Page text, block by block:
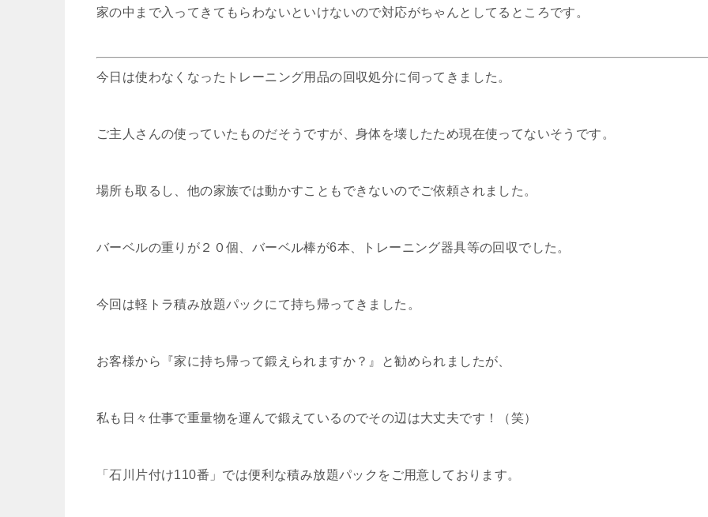
家の中まで入ってきてもらわないといけないので対応がちゃんとしてるところです。
今日は使わなくなったトレーニング用品の回収処分に伺ってきました。
ご主人さんの使っていたものだそうですが、身体を壊したため現在使ってないそうです。
場所も取るし、他の家族では動かすこともできないのでご依頼されました。
バーベルの重りが２０個、バーベル棒が6本、トレーニング器具等の回収でした。
今回は軽トラ積み放題パックにて持ち帰ってきました。
お客様から『家に持ち帰って鍛えられますか？』と勧められましたが、
私も日々仕事で重量物を運んで鍛えているのでその辺は大丈夫です！（笑）
「石川片付け110番」では便利な積み放題パックをご用意しております。